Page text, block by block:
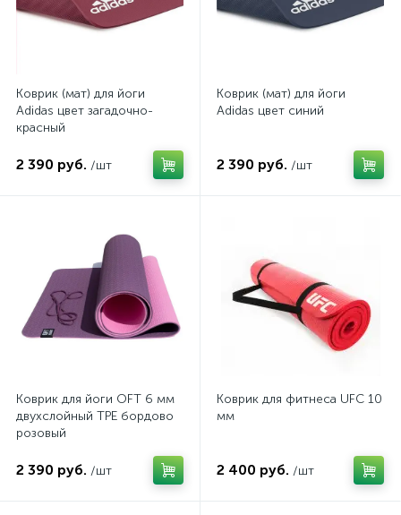
Коврик (мат) для йоги
Adidas цвет загадочно-
красный
2 390 руб. /шт
Коврик (мат) для йоги
Adidas цвет синий
2 390 руб. /шт
Коврик для йоги OFT 6 мм
двухслойный TPE бордово
розовый
2 390 руб. /шт
Коврик для фитнеса UFC 10
мм
2 400 руб. /шт